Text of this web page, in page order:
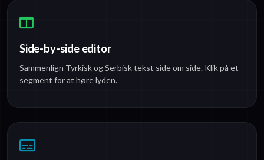
Side-by-side editor
Sammenlign Tyrkisk og Serbisk tekst side om side. Klik på et
segment for at høre lyden.